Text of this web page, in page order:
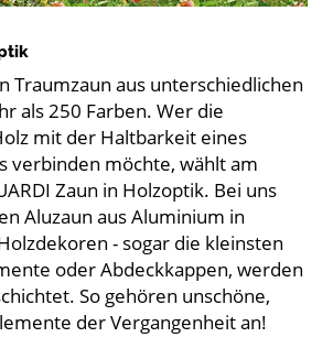
Traumzaun aus unterschiedlichen
als 250 Farben. Wer die
mit der Haltbarkeit eines
verbinden möchte, wählt am
Zaun in Holzoptik. Bei uns
Aluzaun aus Aluminium in
- sogar die kleinsten
oder Abdeckkappen, werden
So gehören unschöne,
der Vergangenheit an!